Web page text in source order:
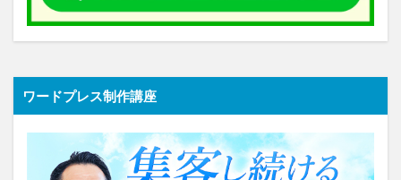
ワードプレス制作講座